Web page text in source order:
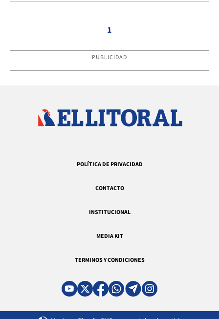
1
PUBLICIDAD
POLÍTICA DE PRIVACIDAD
CONTACTO
INSTITUCIONAL
MEDIA KIT
TERMINOS Y CONDICIONES